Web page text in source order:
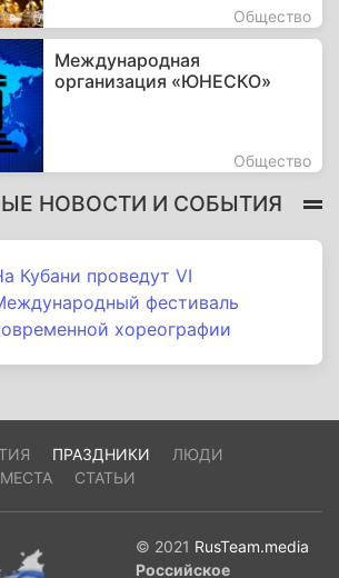
Общество
Международная
организация «ЮНЕСКО»
Общество
НОВОСТИ И СОБЫТИЯ
Кубани проведут VI
фестиваль
хореографии
ПРАЗДНИКИ
ЛЮДИ
МЕСТА СТАТЬИ
© 2021 RusTeam.media
Российское